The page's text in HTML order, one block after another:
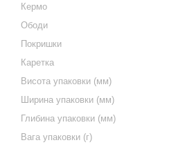
Кермо
Ободи
Покришки
Каретка
Висота упаковки (мм)
Ширина упаковки (мм)
Глибина упаковки (мм)
Вага упаковки (г)